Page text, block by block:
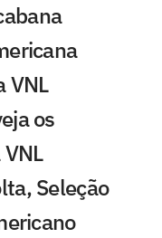
VNL
os
Seleção